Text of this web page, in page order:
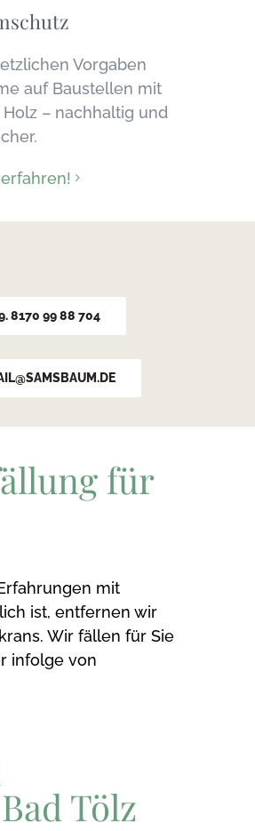
Vorgaben
auf Baustellen mit
– nachhaltig und
8170 99 88 704
für
mit
ist, entfernen wir
Wir fällen für Sie
infolge von
Tölz